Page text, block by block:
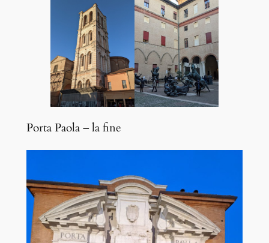
Porta Paola – la fine